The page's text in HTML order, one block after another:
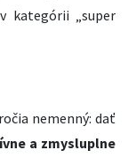
kategórii „super
nemenný: dať
a zmysluplne